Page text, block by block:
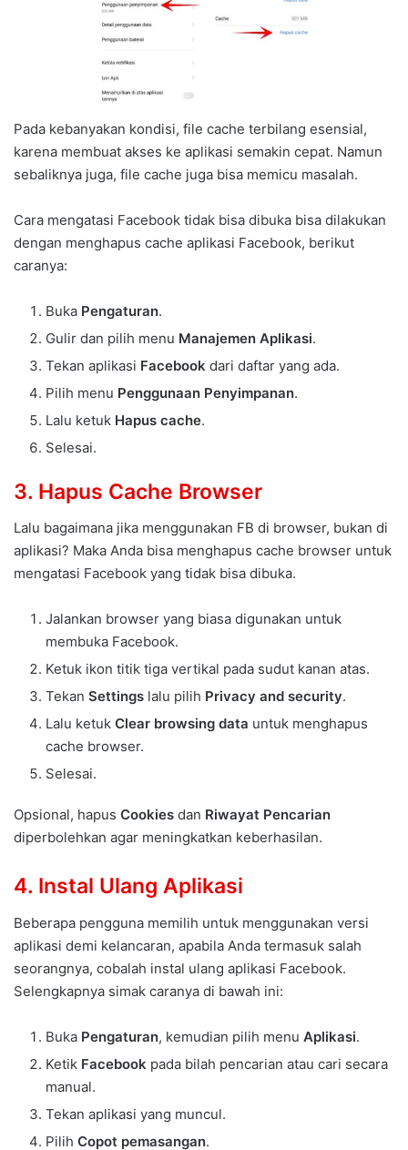
Pada kebanyakan kondisi, file cache terbilang esensial,
karena membuat akses ke aplikasi semakin cepat. Namun
sebaliknya juga, file cache juga bisa memicu masalah.
Cara mengatasi Facebook tidak bisa dibuka bisa dilakukan
dengan menghapus cache aplikasi Facebook, berikut
caranya:
Buka Pengaturan.
Gulir dan pilih menu Manajemen Aplikasi.
Tekan aplikasi Facebook dari daftar yang ada.
Pilih menu Penggunaan Penyimpanan.
Lalu ketuk Hapus cache.
Selesai.
3. Hapus Cache Browser
Lalu bagaimana jika menggunakan FB di browser, bukan di
aplikasi? Maka Anda bisa menghapus cache browser untuk
mengatasi Facebook yang tidak bisa dibuka.
Jalankan browser yang biasa digunakan untuk
membuka Facebook.
Ketuk ikon titik tiga vertikal pada sudut kanan atas.
Tekan Settings lalu pilih Privacy and security.
Lalu ketuk Clear browsing data untuk menghapus
cache browser.
Selesai.
Opsional, hapus Cookies dan Riwayat Pencarian
diperbolehkan agar meningkatkan keberhasilan.
4. Instal Ulang Aplikasi
Beberapa pengguna memilih untuk menggunakan versi
aplikasi demi kelancaran, apabila Anda termasuk salah
seorangnya, cobalah instal ulang aplikasi Facebook.
Selengkapnya simak caranya di bawah ini:
Buka Pengaturan, kemudian pilih menu Aplikasi.
Ketik Facebook pada bilah pencarian atau cari secara
manual.
Tekan aplikasi yang muncul.
Pilih Copot pemasangan.